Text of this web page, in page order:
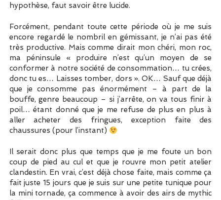
hypothèse, faut savoir être lucide.
Forcément, pendant toute cette période où je me suis
encore regardé le nombril en gémissant, je n’ai pas été
très productive. Mais comme dirait mon chéri, mon roc,
ma péninsule « produire n’est qu’un moyen de se
conformer à notre société de consommation… tu crées,
donc tu es… Laisses tomber, dors ». OK… Sauf que déjà
que je consomme pas énormément – à part de la
bouffe, genre beaucoup – si j’arrête, on va tous finir à
poil… étant donné que je me refuse de plus en plus à
aller acheter des fringues, exception faite des
chaussures (pour l’instant)
Il serait donc plus que temps que je me foute un bon
coup de pied au cul et que je rouvre mon petit atelier
clandestin. En vrai, c’est déjà chose faite, mais comme ça
fait juste 15 jours que je suis sur une petite tunique pour
la mini tornade, ça commence à avoir des airs de mythic